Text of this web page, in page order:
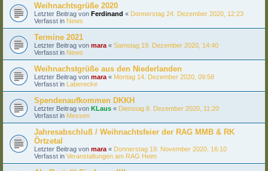
Weihnachtsgrüße 2020
Letzter Beitrag von Ferdinand « Donnerstag 24. Dezember 2020, 12:23
Verfasst in News
Termine 2021
Letzter Beitrag von mara « Samstag 19. Dezember 2020, 14:40
Verfasst in News
Weihnachstgrüße aus den Niederlanden
Letzter Beitrag von mara « Montag 14. Dezember 2020, 09:58
Verfasst in Laberecke
Spendenaufkommen DKKH
Letzter Beitrag von KLaus « Dienstag 8. Dezember 2020, 11:20
Verfasst in Messen
Jahresabschluß / Weihnachtsfeier der RAG MMB & RK
Örtzetal
Letzter Beitrag von mara « Donnerstag 19. November 2020, 16:10
Verfasst in Veranstaltungen am RAG Heim